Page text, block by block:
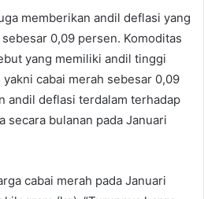
memberikan andil deflasi yang
0,09 persen. Komoditas
yang memiliki andil tinggi
cabai merah sebesar 0,09
andil deflasi terdalam terhadap
secara bulanan pada Januari
cabai merah pada Januari